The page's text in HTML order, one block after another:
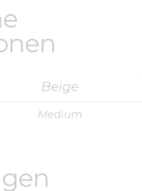
Beige
Medium